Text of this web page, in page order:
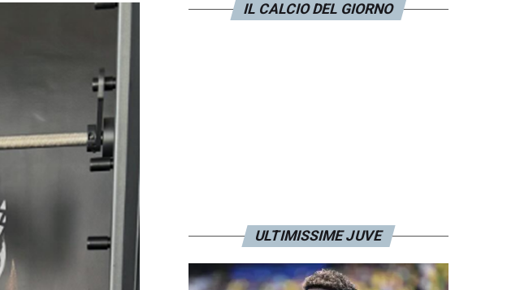
IL CALCIO DEL GIORNO
ULTIMISSIME JUVE